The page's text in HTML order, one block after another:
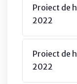
Proiect de
2022
Proiect de
2022